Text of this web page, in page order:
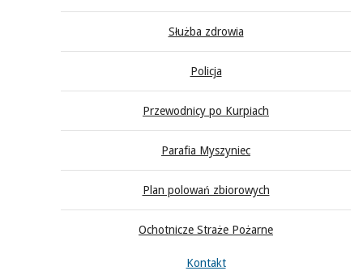
Służba zdrowia
Policja
Przewodnicy po Kurpiach
Parafia Myszyniec
Plan polowań zbiorowych
Ochotnicze Straże Pożarne
Kontakt